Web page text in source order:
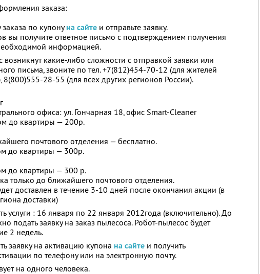
заказа:
по купонуна сайте и отправьте заявку.
вы получите ответное письмо с подтверждением получения
информацией.
возникнут какие-либо сложности с отправкой заявки или
письма, звоните по тел. +7(812)454-70-12 (для жителей
8(800)555-28-55 (для всех других регионов России).
офиса: ул. Гончарная 18, офис Smart-Cleaner
до квартиры — 200р.
почтового отделения — бесплатно.
до квартиры — 300р.
до квартиры — 300 р.
только до ближайшего почтового отделения.
доставлен в течение 3-10 дней после окончания акции (в
доставки)
услуги : 16 января по 22 января 2012года (включительно). До
подать заявку на заказ пылесоса. Робот-пылесос будет
2 недель.
заявку на активацию купона на сайте и получить
по телефону или на электронную почту.
на одного человека.